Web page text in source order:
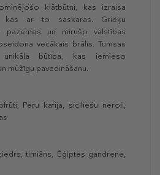
klātbūtni, kas izraisa
kas ar to saskaras. Grieķu
pazemes un mirušo valstības
vecākais brālis. Tumsas
būtība, kas iemieso
mūžīgu pavedināšanu.
Peru kafija, sicīliešu neroli,
timiāns, Ēģiptes gandrene,